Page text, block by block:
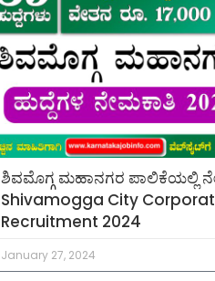
ಶಿವಮೊಗ್ಗ ಮಹಾನಗರ ಪಾಲಿಕೆಯಲ್ಲಿ
Shivamogga City
Recruitment 2024
January 27, 2024